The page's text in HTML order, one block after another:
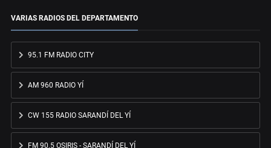
VARIAS RADIOS DEL DEPARTAMENTO
95.1 FM RADIO CITY
AM 960 RADIO YÍ
CW 155 RADIO SARANDÍ DEL YÍ
FM 90.5 OSIRIS - SARANDÍ DEL YÍ